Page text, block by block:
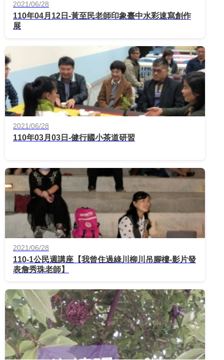
2021/06/28
110年04月12日-黃至民老師印象臺中水彩速寫創作
展
2021/06/28
110年03月03日-健行國小茶道研習
2021/06/28
110-1公民週講座【我曾住過綠川柳川吊腳樓-影片發
表詹秀珠老師】